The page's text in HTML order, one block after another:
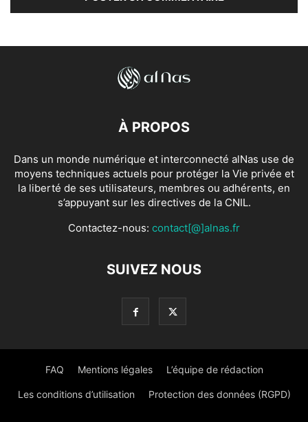
À PROPOS
Dans un monde numérique et interconnecté alNas use de
moyens techniques actuels pour protéger la Vie privée et
la liberté de ses utilisateurs, membres ou adhérents, en
s’appuyant sur les directives de la CNIL.
Contactez-nous: contact[@]alnas.fr
SUIVEZ NOUS
FAQ Mentions légales L’équipe de rédaction
Les conditions d’utilisation Protection des données (RGPD)